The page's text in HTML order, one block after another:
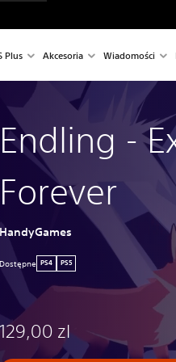
Plus Akcesoria Wiadomości
Endling -
Forever
HandyGames
Dostępne PS4 PS5
129,00 zl